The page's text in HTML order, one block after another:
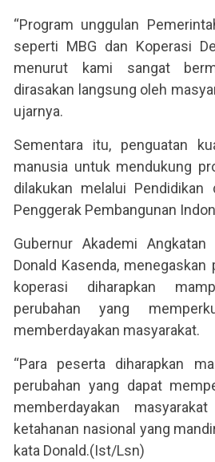
“Program unggulan
seperti MBG dan Koperasi
menurut kami sangat
dirasakan langsung oleh
ujarnya.
Sementara itu, penguatan
manusia untuk mendukung
dilakukan melalui Pendidikan
Penggerak Pembangunan
Gubernur Akademi
Donald Kasenda, menegaskan
koperasi diharapkan
perubahan yang
memberdayakan masyarakat.
“Para peserta diharapkan
perubahan yang dapat
memberdayakan
ketahanan nasional yang
kata Donald.(Ist/Lsn)